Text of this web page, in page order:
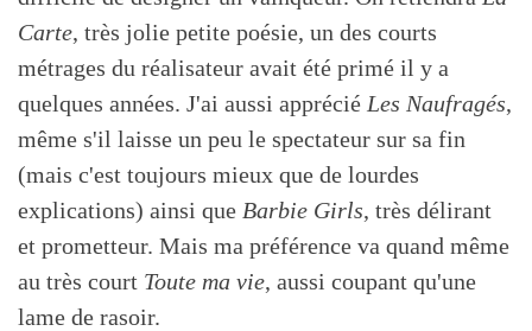
Carte, très jolie petite poésie, un des courts
métrages du réalisateur avait été primé il y a
quelques années. J'ai aussi apprécié Les Naufragés,
même s'il laisse un peu le spectateur sur sa fin
(mais c'est toujours mieux que de lourdes
explications) ainsi que Barbie Girls, très délirant
et prometteur. Mais ma préférence va quand même
au très court Toute ma vie, aussi coupant qu'une
lame de rasoir.